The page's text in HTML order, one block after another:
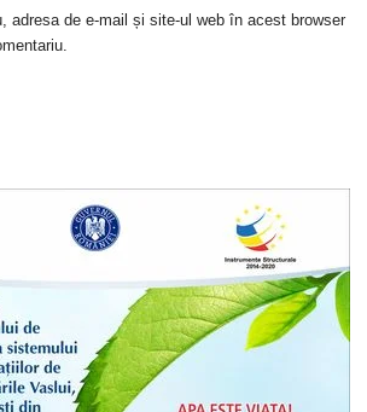
adresa de e-mail și site-ul web în acest browser